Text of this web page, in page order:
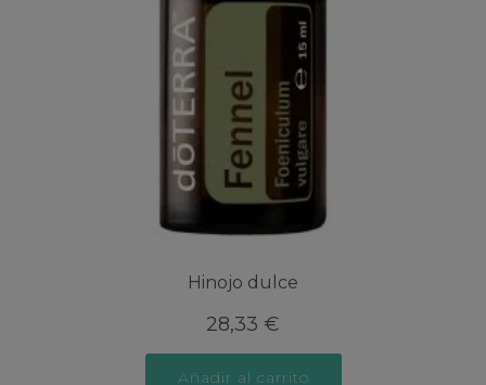
Hinojo dulce
28,33 €
Añadir al carrito